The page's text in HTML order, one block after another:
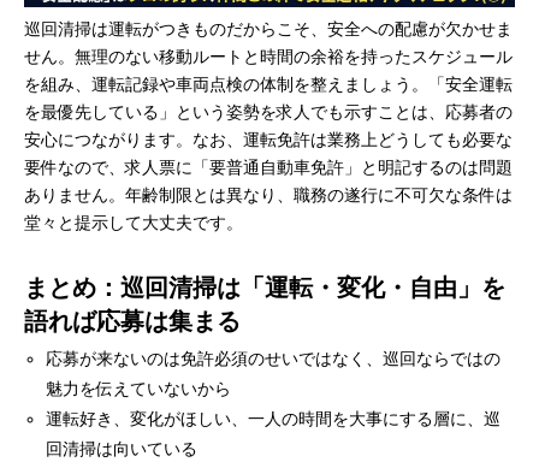
巡回清掃は運転がつきものだからこそ、安全への配慮が欠かせま
せん。無理のない移動ルートと時間の余裕を持ったスケジュール
を組み、運転記録や車両点検の体制を整えましょう。「安全運転
を最優先している」という姿勢を求人でも示すことは、応募者の
安心につながります。なお、運転免許は業務上どうしても必要な
要件なので、求人票に「要普通自動車免許」と明記するのは問題
ありません。年齢制限とは異なり、職務の遂行に不可欠な条件は
堂々と提示して大丈夫です。
まとめ：巡回清掃は「運転・変化・自由」を
語れば応募は集まる
応募が来ないのは免許必須のせいではなく、巡回ならではの
魅力を伝えていないから
運転好き、変化がほしい、一人の時間を大事にする層に、巡
回清掃は向いている